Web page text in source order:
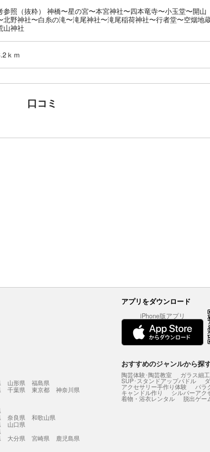
参照（抜粋） 神橋〜星の宮〜本宮神社〜四本竜寺〜小玉堂〜開山
北野神社〜白糸の滝〜滝尾神社〜滝尾稲荷神社〜行者堂〜空烟地
山神社
ｋｍ
口コミ
アプリをダウンロード
iPhone版アプリ
山形県
福島県
千葉県 東京都
神奈川県
奈良県
和歌山県
山口県
大分県 宮崎県
鹿児島県
おすすめのジャンルから探
陶芸体験･陶芸教室 ガラス細
SUP･スタンドアップパドル
アクセサリー手作り体験 パラ
キャンドル作り シルバーアク
着物・浴衣レンタル 脱出ゲー